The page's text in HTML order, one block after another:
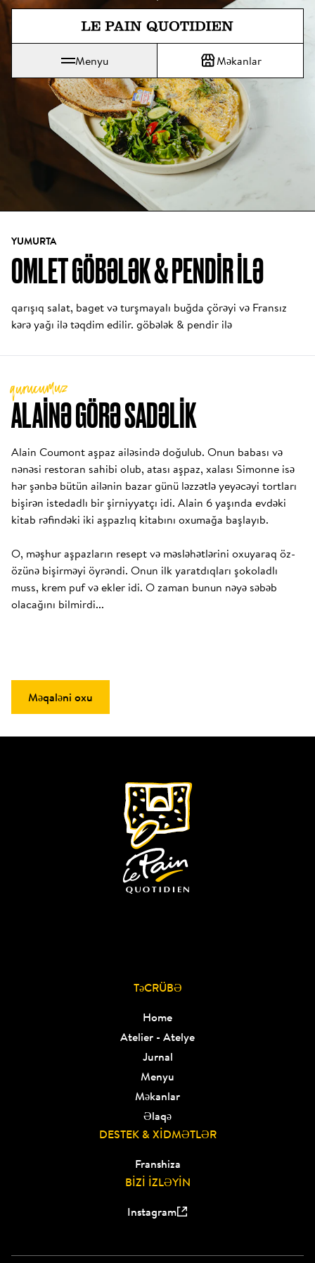
Əsas məzmunə doğrudan keçin
Le Pain Quotidien "Gündəlik Çörək" deməkdir.
Menyu Məkanlar
YUMURTA
OMLET GÖBƏLƏK & PENDIR ILƏ
qarışıq salat, baget və turşmayalı buğda çörəyi və Fransız
kərə yağı ilə təqdim edilir. göbələk & pendir ilə
ALAINƏ GÖRƏ SADƏLIK
qurucumuz
Alain Coumont aşpaz ailəsində doğulub. Onun babası və
nənəsi restoran sahibi olub, atası aşpaz, xalası Simonne isə
hər şənbə bütün ailənin bazar günü ləzzətlə yeyəcəyi tortları
bişirən istedadlı bir şirniyyatçı idi. Alain 6 yaşında evdəki
kitab rəfindəki iki aşpazlıq kitabını oxumağa başlayıb.
O, məşhur aşpazların resept və məsləhətlərini oxuyaraq öz-
özünə bişirməyi öyrəndi. Onun ilk yaratdıqları şokoladlı
muss, krem puf və ekler idi. O zaman bunun nəyə səbəb
olacağını bilmirdi...
Məqaləni oxu
TəCRÜBƏ
Home
Atelier - Atelye
Jurnal
Menyu
Məkanlar
Əlaqə
DESTEK & XİDMƏTLƏR
Franshiza
BİZİ İZLƏYİN
Instagram